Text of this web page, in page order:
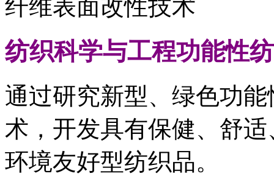
纤维表面改性技术
纺织科学与工程功能性
通过研究新型、绿色功
术，开发具有保健、舒
环境友好型纺织品。